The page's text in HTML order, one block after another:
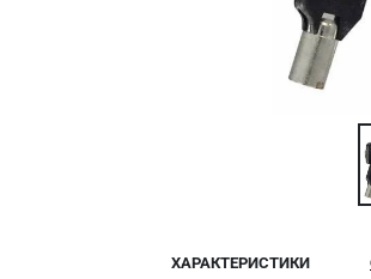
ХАРАКТЕРИСТИКИ